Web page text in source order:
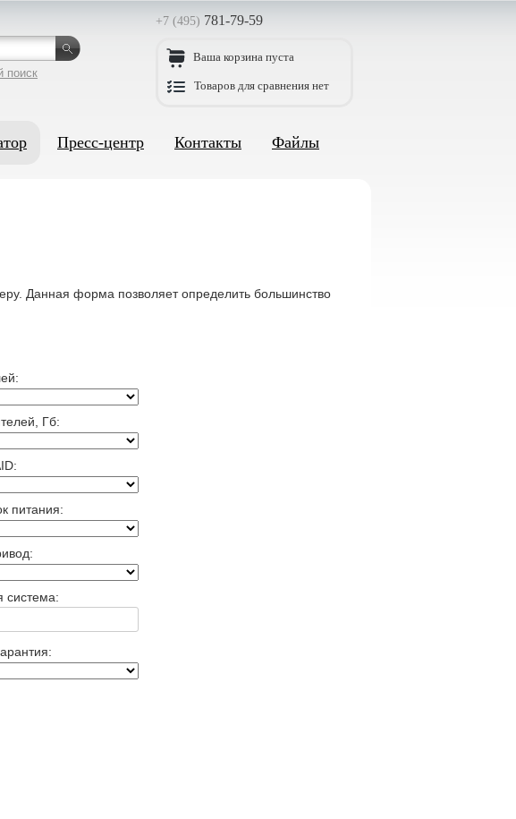
поиск
+7 (495) 781-79-59
Ваша корзина пуста
Товаров для сравнения нет
Пресс-центр Контакты Файлы
Данная форма позволяет определить большинство
Гб:
питания:
система: